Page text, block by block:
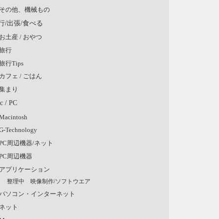
の他、機械もの
/出張/食べる
土産 / おやつ
行
行Tips
フェ / ごはん
まり
/ PC
Technology
周辺機器/ネット
周辺機器
プリケーション
整理中 映像制作/ソフトウエア
ソコン・インターネット
ット